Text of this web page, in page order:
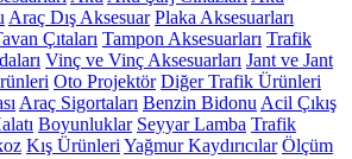
Araç Dış Aksesuar Plaka Aksesuarları
Çıtaları Tampon Aksesuarları Trafik
Vinç ve Vinç Aksesuarları Jant ve Jant
Oto Projektör Diğer Trafik Ürünleri
Araç Sigortaları Benzin Bidonu Acil Çıkış
Boyunluklar Seyyar Lamba Trafik
Kış Ürünleri Yağmur Kaydırıcılar Ölçüm